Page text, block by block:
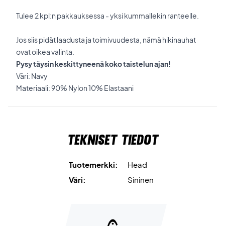
Tulee 2 kpl:n pakkauksessa - yksi kummallekin ranteelle.
Jos siis pidät laadusta ja toimivuudesta, nämä hikinauhat
ovat oikea valinta.
Pysy täysin keskittyneenä koko taistelun ajan!
Väri: Navy
Materiaali: 90% Nylon 10% Elastaani
Tekniset tiedot
Tuotemerkki:
Head
Väri:
Sininen